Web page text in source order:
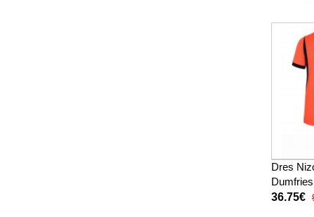
Dres
djecu SP
36.75€